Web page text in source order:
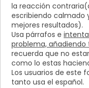
la reacción
escribiendo calmado
mejores resultados).
Usa párrafos e
problema,
recuerda que no
como lo estas
Los usuarios de este
tanto usa el español.